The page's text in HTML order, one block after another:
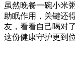
虽然晚餐一碗小米
助眠作用，关键还
友，看看自己喝对
这份健康守护更到